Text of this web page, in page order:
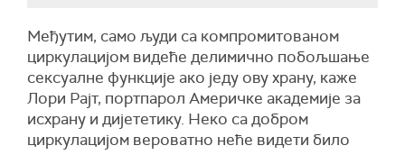
Међутим, само људи са компромитованом
циркулацијом видеће делимично побољшање
сексуалне функције ако једу ову храну, каже
Лори Рајт, портпарол Америчке академије за
исхрану и дијететику. Неко са добром
циркулацијом вероватно неће видети било